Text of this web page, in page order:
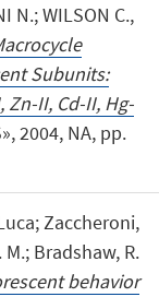
N.; WILSON C.,
Subunits:
Zn-II, Cd-II, Hg-
2004, NA, pp.
Zaccheroni,
Bradshaw, R.
behavior